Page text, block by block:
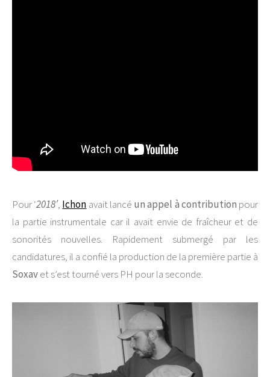
Pour ‘2018′, Ichon avait lancé un appel à contribution pour
la partie instrumentale car il avait envie de fraîcheur et de
sonorités nouvelles. Rapidement submergé par les
candidatures, il a confié la production de la première partie à
Soxavet s’est tourné vers PH pour la seconde.